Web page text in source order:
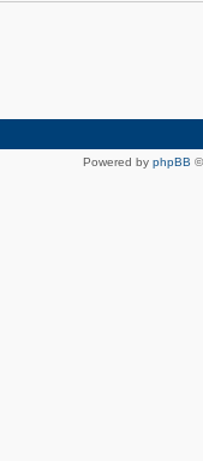
Powered by phpBB